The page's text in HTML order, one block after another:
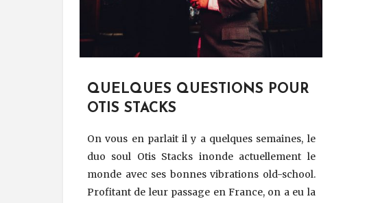
QUELQUES QUESTIONS POUR
OTIS STACKS
On vous en parlait il y a quelques semaines, le
duo soul Otis Stacks inonde actuellement le
monde avec ses bonnes vibrations old-school.
Profitant de leur passage en France, on a eu la